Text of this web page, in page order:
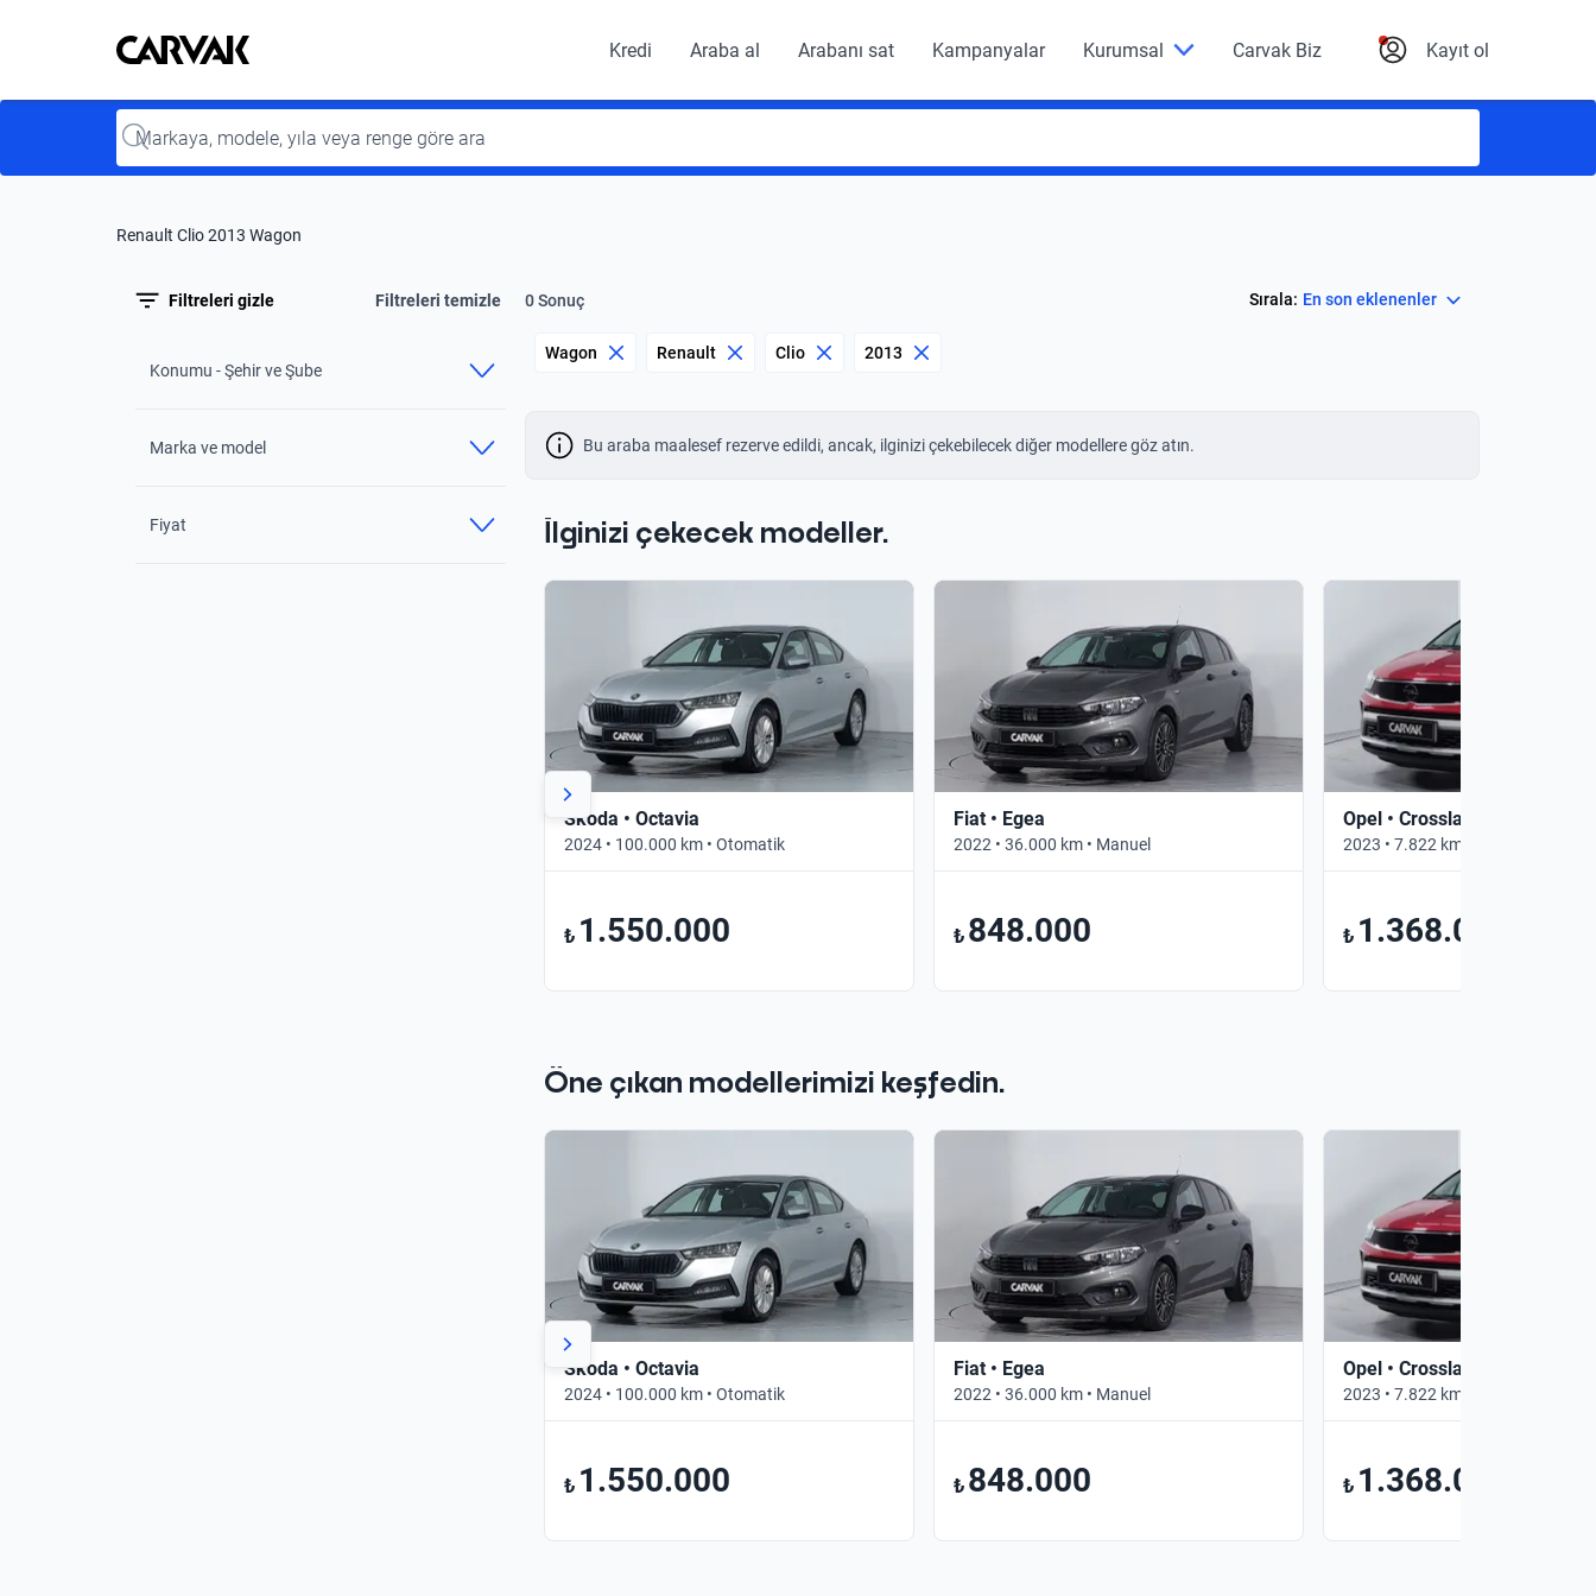
Kavak
Kavak Kredi Araba al Arabanı sat Kampanyalar Kurumsal Carvak Biz Kayıt ol
Input
Renault Clio 2013 Wagon
Filtreleri gizle Filtreleri temizle 0 Sonuç Sırala: En son eklenenler
Konumu - Şehir ve Şube
Marka ve model
Fiyat
Wagon Renault Clio 2013
Bu araba maalesef rezerve edildi, ancak, ilginizi çekebilecek diğer modellere göz atın.
İlginizi çekecek modeller.
Skoda • Octavia
2024 • 100.000 km • Otomatik
₺ 1.550.000
Fiat • Egea
2022 • 36.000 km • Manuel
₺ 848.000
Opel • Crossland
2023 • 7.822 km • Otomatik
₺ 1.368.000
Öne çıkan modellerimizi keşfedin.
Skoda • Octavia
2024 • 100.000 km • Otomatik
₺ 1.550.000
Fiat • Egea
2022 • 36.000 km • Manuel
₺ 848.000
Opel • Crossland
2023 • 7.822 km • Otomatik
₺ 1.368.000